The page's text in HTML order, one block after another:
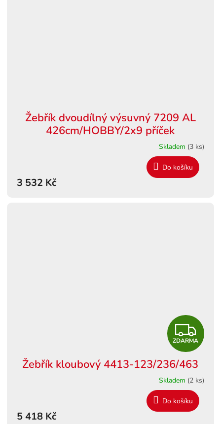
Žebřík dvoudílný výsuvný 7209 AL
426cm/HOBBY/2x9 příček
Skladem (3 ks)
3 532 Kč
Do košíku
Z
D
A
R
M
ZDARMA
Žebřík kloubový 4413-123/236/463
Skladem (2 ks)
5 418 Kč
Do košíku